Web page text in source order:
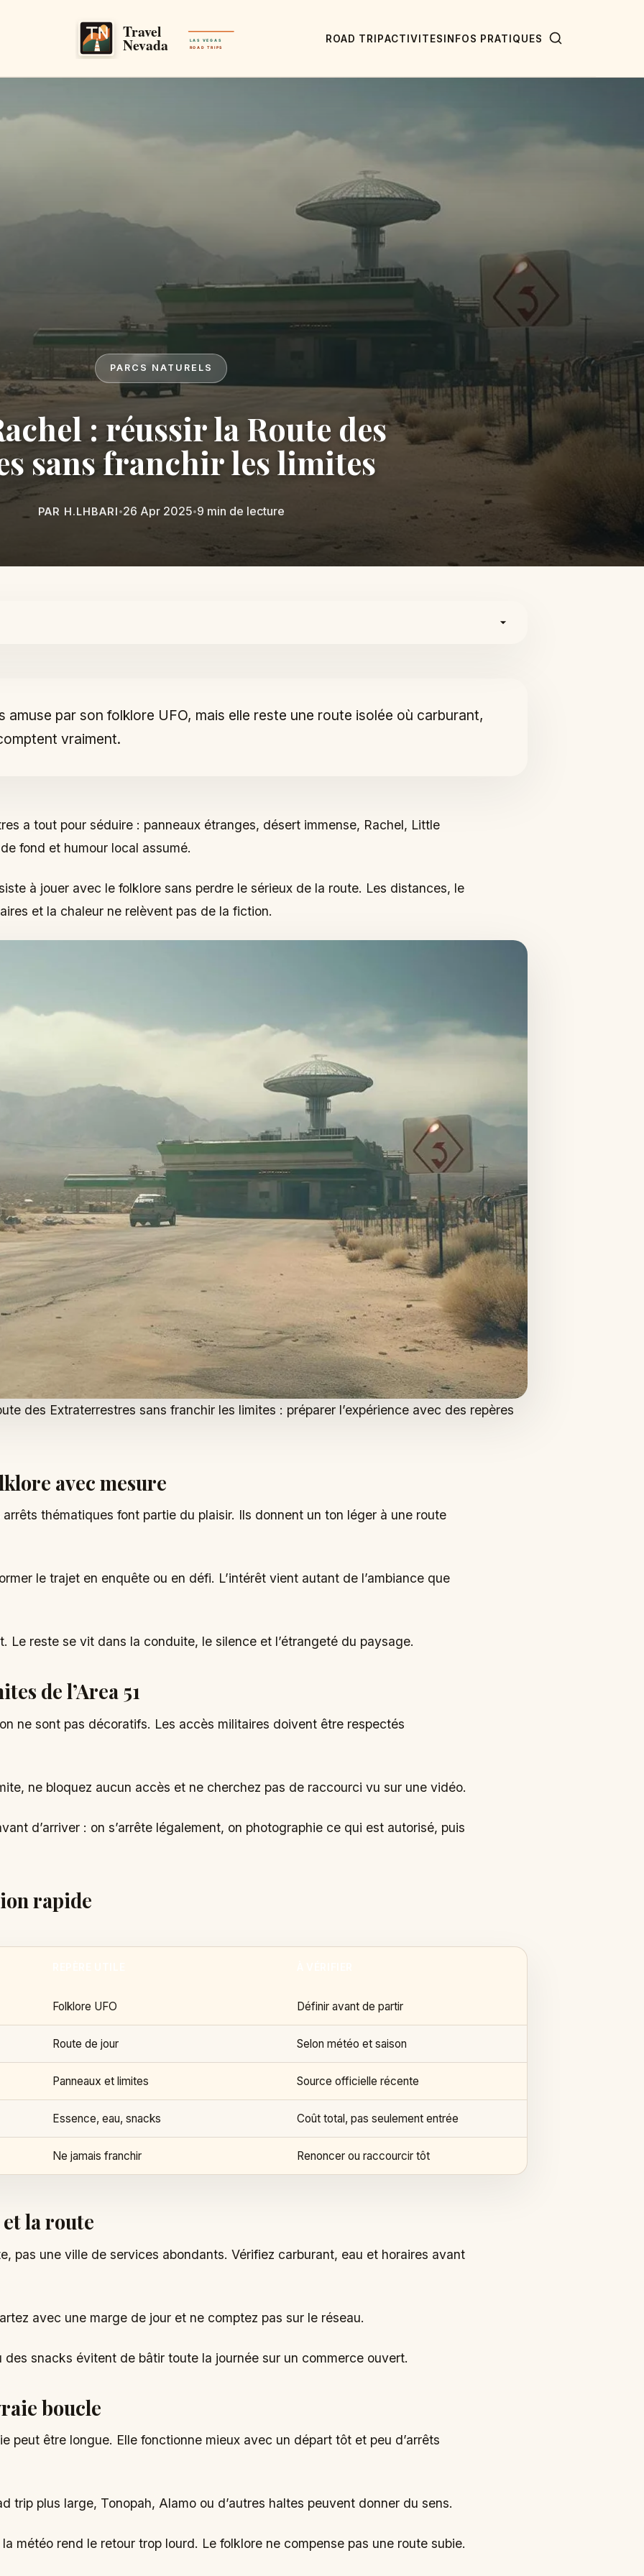
ROAD TRIPACTIVITESINFOS PRATIQUES
PARCS NATURELS
: réussir la Route des
sans franchir les limites
PAR H.LHBARI •26 Apr 2025•9 min de lecture
amuse par son folklore UFO, mais elle reste une route isolée où carburant,
vraiment.
a tout pour séduire : panneaux étranges, désert immense, Rachel, Little
fond et humour local assumé.
à jouer avec le folklore sans perdre le sérieux de la route. Les distances, le
et la chaleur ne relèvent pas de la fiction.
des Extraterrestres sans franchir les limites : préparer l’expérience avec des repères
avec mesure
thématiques font partie du plaisir. Ils donnent un ton léger à une route
le trajet en enquête ou en défi. L’intérêt vient autant de l’ambiance que
Le reste se vit dans la conduite, le silence et l’étrangeté du paysage.
de l’Area 51
ne sont pas décoratifs. Les accès militaires doivent être respectés
ne bloquez aucun accès et ne cherchez pas de raccourci vu sur une vidéo.
d’arriver : on s’arrête légalement, on photographie ce qui est autorisé, puis
rapide
Folklore UFO Définir avant de partir
Route de jour Selon météo et saison
Panneaux et limites Source officielle récente
Essence, eau, snacks Coût total, pas seulement entrée
Ne jamais franchir Renoncer ou raccourcir tôt
la route
pas une ville de services abondants. Vérifiez carburant, eau et horaires avant
avec une marge de jour et ne comptez pas sur le réseau.
des snacks évitent de bâtir toute la journée sur un commerce ouvert.
boucle
peut être longue. Elle fonctionne mieux avec un départ tôt et peu d’arrêts
trip plus large, Tonopah, Alamo ou d’autres haltes peuvent donner du sens.
météo rend le retour trop lourd. Le folklore ne compense pas une route subie.